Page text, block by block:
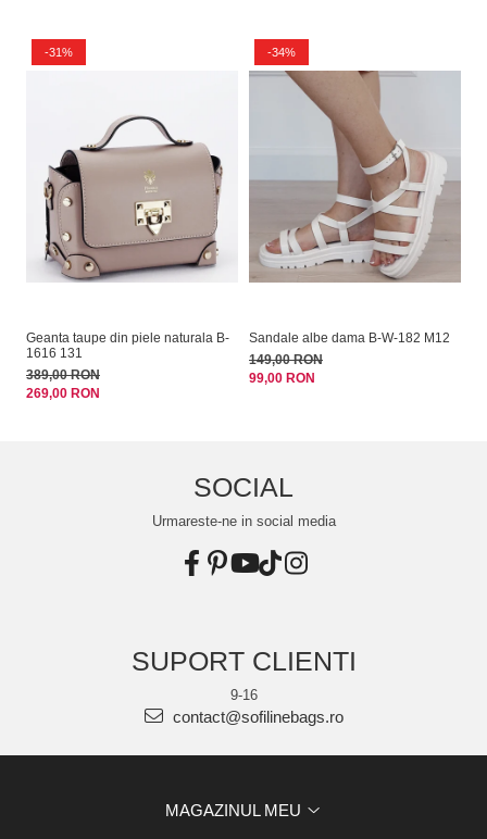
-31%
Geanta taupe din piele naturala B-
1616 131
389,00 RON
269,00 RON
-34%
Sandale albe dama B-W-182 M12
149,00 RON
99,00 RON
SOCIAL
Urmareste-ne in social media
SUPORT CLIENTI
9-16
contact@sofilinebags.ro
MAGAZINUL MEU